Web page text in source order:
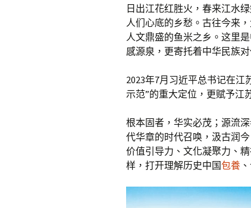
日出江花红胜火，春来江水
人们心底的乡愁。古往今来
人文鼎盛的鱼米之乡。这里
感源泉，更寄托着中华民族
2023年7月习近平总书记在
示范”的重大定位，更赋予江
根本固者，华实必茂；源流
代华章的时代召唤，汲古润
价值引导力、文化凝聚力、
样，打开理解历史中国包養